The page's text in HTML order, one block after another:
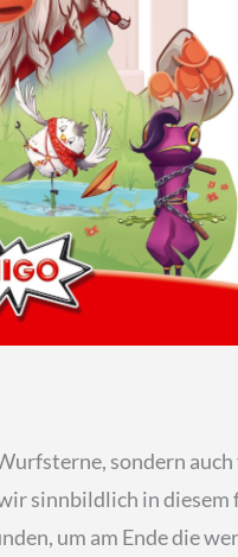
sondern
sinnbildlich in
um am Ende die